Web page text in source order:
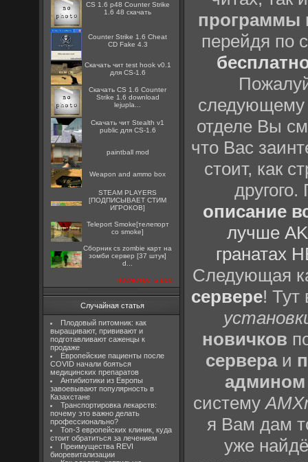
CS 1.6 p48 Counter Strike
1.6 48 скачать
Counter Strike 1.6 Cheat
CD Fake 4.3
Скачать чит test hook v0.1
для CS-1.6
Скачать CS 1.6 Counter
Strike 1.6 download
lejupla...
Скачать чит Stealth v1
public для CS-1.6
paintball mod
Weapon and ammo box
STEAM PLAYERS
[ПОДПИСЫВАЕТ СТИМ
ИГРОКОВ]
Teleport Smoke[телепорт
со smoke]
Сборник cs zombie карт на
зомби сервер [37 штук]
d...
посмотреть все
Случайная статья
Плодовый питомник: как
выращивают, прививают и
подготавливают саженцы к
продаже
Европейские пациенты после
COVID начали бояться
медицинских препаратов
Антибиотики из Европы
завоевывают популярность в
Казахстане
Транспортировка лекарств:
почему это важно делать
профессионально?
Топ-3 европейских клиник, куда
стоит обратиться за лечением
Преимущества REVI
биоревитализации
программы
перейдя по
отделе Вы
что Вас
стоит, как
описание
лучше
гранатах
Следующая
сервере! Тут
новичков
сервераи
админом
систему
я Вам дам
уже